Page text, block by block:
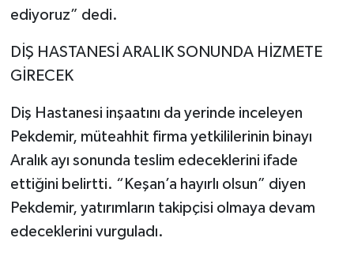
ediyoruz” dedi.
DİŞ HASTANESİ ARALIK SONUNDA HİZMETE
GİRECEK
Diş Hastanesi inşaatını da yerinde inceleyen
Pekdemir, müteahhit firma yetkililerinin binayı
Aralık ayı sonunda teslim edeceklerini ifade
ettiğini belirtti. “Keşan’a hayırlı olsun” diyen
Pekdemir, yatırımların takipçisi olmaya devam
edeceklerini vurguladı.